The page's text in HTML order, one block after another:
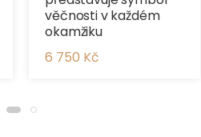
věčnosti v každém
okamžiku
6 750 Kč